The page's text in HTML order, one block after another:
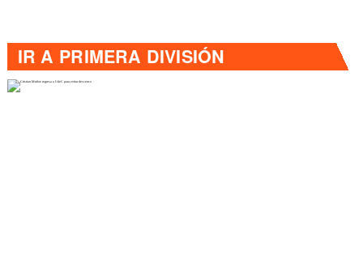
IR A PRIMERA DIVISIÓN